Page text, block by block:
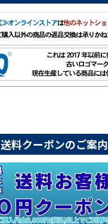
送料クーポンのご案内